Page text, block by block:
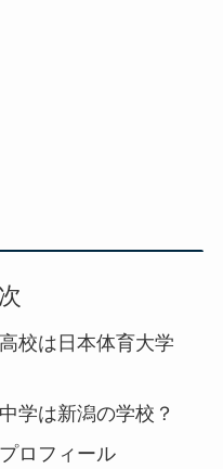
校は日本体育大学
学は新潟の学校？
ロフィール